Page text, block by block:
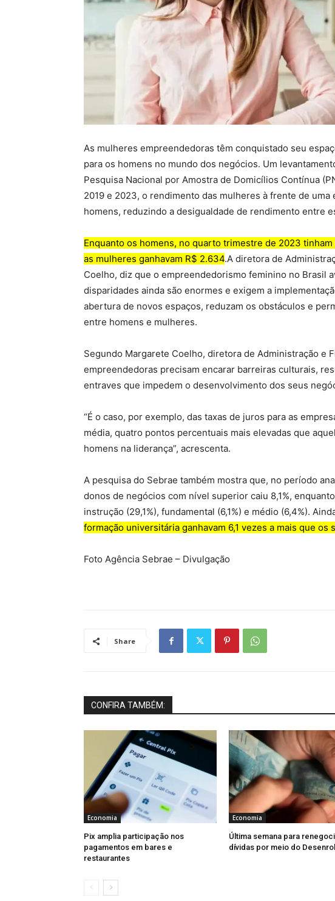
As mulheres empreendedoras têm conquistado seu
para os homens no mundo dos negócios. Um
Pesquisa Nacional por Amostra de Domicílios Contínua
2019 e 2023, o rendimento das mulheres à frente de uma
homens, reduzindo a desigualdade de rendimento entre
Enquanto os homens, no quarto trimestre de 2023
as mulheres ganhavam R$ 2.634.A diretora de
Coelho, diz que o empreendedorismo feminino no Brasil
disparidades ainda são enormes e exigem a
abertura de novos espaços, reduzam os obstáculos e
entre homens e mulheres.
Segundo Margarete Coelho, diretora de Administração e
empreendedoras precisam encarar barreiras culturais,
entraves que impedem o desenvolvimento dos seus
“É o caso, por exemplo, das taxas de juros para as
média, quatro pontos percentuais mais elevadas que
homens na liderança”, acrescenta.
A pesquisa do Sebrae também mostra que, no período
donos de negócios com nível superior caiu 8,1%,
instrução (29,1%), fundamental (6,1%) e médio (6,4%).
formação universitária ganhavam 6,1 vezes a mais que os
Foto Agência Sebrae – Divulgação
Share
CONFIRA TAMBÉM:
Economia
Pix amplia participação nos
pagamentos em bares e
restaurantes
Economia
Última semana para
dívidas por meio do